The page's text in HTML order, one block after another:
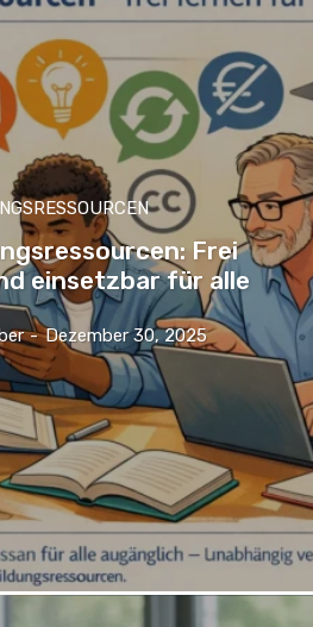
Frei
einsetzbar für alle
- Dezember 30, 2025